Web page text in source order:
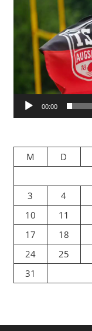
Player
00:00
M
D
3
4
10
11
17
18
24
25
31